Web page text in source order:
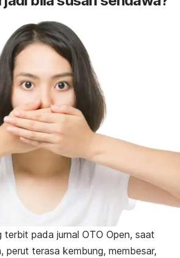
terbit pada jurnal OTO Open, saat
perut terasa kembung, membesar,